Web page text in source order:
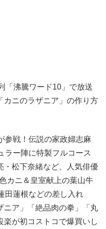
「沸騰ワード10」で放送
カニのラザニア」の作り方
参戦！伝説の家政婦志麻
ラー陣に特製フルコース
・松下奈緒など、人気俳優
カニ＆皇室献上の葉山牛
田蓮根などの差し入れ
ニア」「絶品肉の拳」「丸
が初コストコで爆買いし